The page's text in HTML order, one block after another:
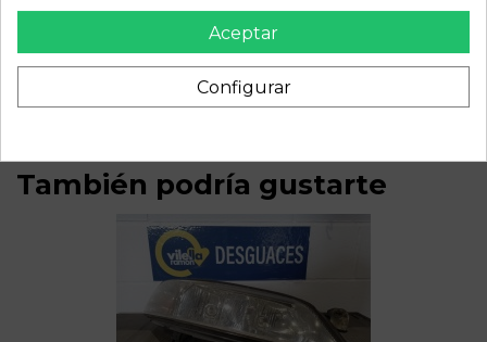
Recambio de faro izquierdo para opel vectra b berlina
comfort | 02.99 - 12.02 comfort | 02.99 - 12.02 referencia
OEM IAM
También podría gustarte
Aceptar
Configurar